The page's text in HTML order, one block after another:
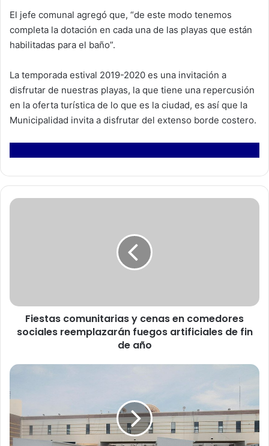
El jefe comunal agregó que, “de este modo tenemos
completa la dotación en cada una de las playas que están
habilitadas para el baño”.
La temporada estival 2019-2020 es una invitación a
disfrutar de nuestras playas, la que tiene una repercusión
en la oferta turística de lo que es la ciudad, es así que la
Municipalidad invita a disfrutar del extenso borde costero.
F
o
t
r
s
Fiestas comunitarias y cenas en comedores
sociales reemplazarán fuegos artificiales de fin
de año
I
v
t
a